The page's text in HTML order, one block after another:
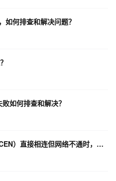
如何排查和解决问题？
如何排查和解决？
当两个ECS实例通过云企业网（CEN）直接相连但网络不通时，如何排查？